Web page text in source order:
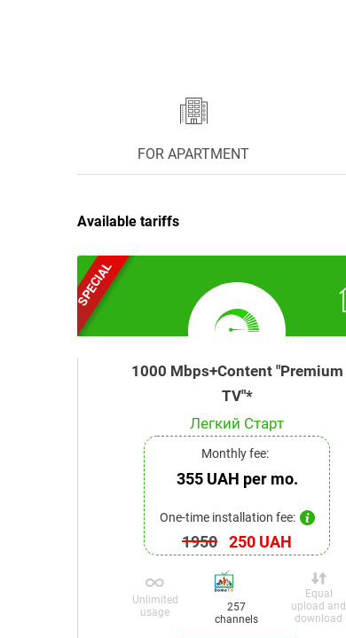
FOR APARTMENT
Available tariffs
SPECIAL
1000 Mbps+Content "Premium
TV"*
Легкий Старт
Monthly fee:
355 UAH per mo.
One-time installation fee:
1950 250 UAH
Unlimited
usage
257
channels
Equal
upload and
download